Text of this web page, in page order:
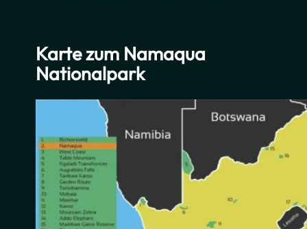
Karte zum Namaqua
Nationalpark